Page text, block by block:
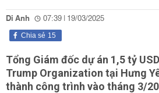
Di Anh 07:39 | 19/03/2025
15
Chia sẻ
Tổng Giám đốc dự án 1,5 tỷ
Trump Organization tại Hưng
thành công trình vào tháng 3/